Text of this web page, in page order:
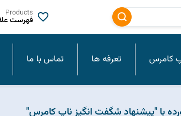
Products
فهرست
کامرس تعرفه ها تماس با ما
با "پیشنهاد شگفت انگیز ناپ کامرس"